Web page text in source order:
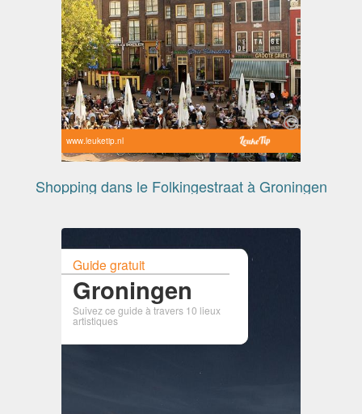
www.leuketip.nl
Shopping dans le Folkingestraat à Groningen
Guide gratuit
Groningen
Suivez ce guide à travers 10 lieux
artistiques